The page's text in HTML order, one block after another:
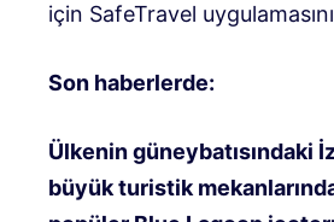
için SafeTravel
Son haberlerde:
Ülkenin güneybatısındaki
büyük turistik